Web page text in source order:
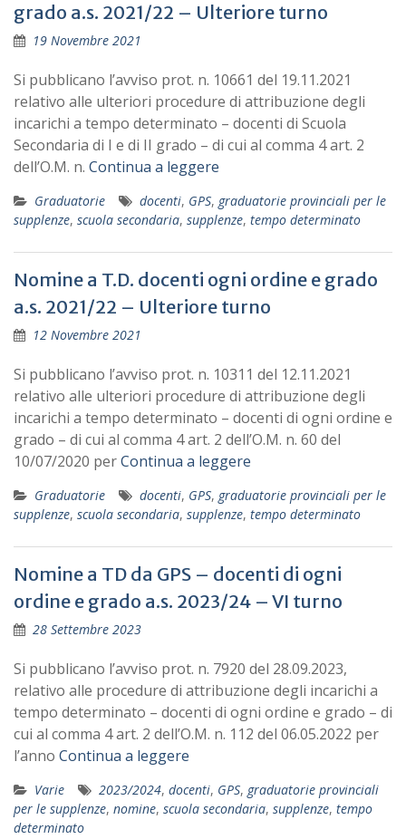
grado a.s. 2021/22 – Ulteriore turno
19 Novembre 2021
Si pubblicano l’avviso prot. n. 10661 del 19.11.2021
relativo alle ulteriori procedure di attribuzione degli
incarichi a tempo determinato – docenti di Scuola
Secondaria di I e di II grado – di cui al comma 4 art. 2
dell’O.M. n. Continua a leggere
Graduatorie docenti, GPS, graduatorie provinciali per le
supplenze, scuola secondaria, supplenze, tempo determinato
Nomine a T.D. docenti ogni ordine e grado
a.s. 2021/22 – Ulteriore turno
12 Novembre 2021
Si pubblicano l’avviso prot. n. 10311 del 12.11.2021
relativo alle ulteriori procedure di attribuzione degli
incarichi a tempo determinato – docenti di ogni ordine e
grado – di cui al comma 4 art. 2 dell’O.M. n. 60 del
10/07/2020 perContinua a leggere
Graduatorie docenti, GPS, graduatorie provinciali per le
supplenze, scuola secondaria, supplenze, tempo determinato
Nomine a TD da GPS – docenti di ogni
ordine e grado a.s. 2023/24 – VI turno
28 Settembre 2023
Si pubblicano l’avviso prot. n. 7920 del 28.09.2023,
relativo alle procedure di attribuzione degli incarichi a
tempo determinato – docenti di ogni ordine e grado – di
cui al comma 4 art. 2 dell’O.M. n. 112 del 06.05.2022 per
l’anno Continua a leggere
Varie 2023/2024, docenti, GPS, graduatorie provinciali
per le supplenze, nomine, scuola secondaria, supplenze, tempo
determinato